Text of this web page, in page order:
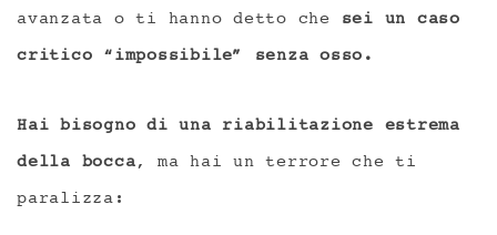
avanzata o ti hanno detto che sei un caso
critico “impossibile” senza osso.
Hai bisogno di una riabilitazione estrema
della bocca, ma hai un terrore che ti
paralizza: